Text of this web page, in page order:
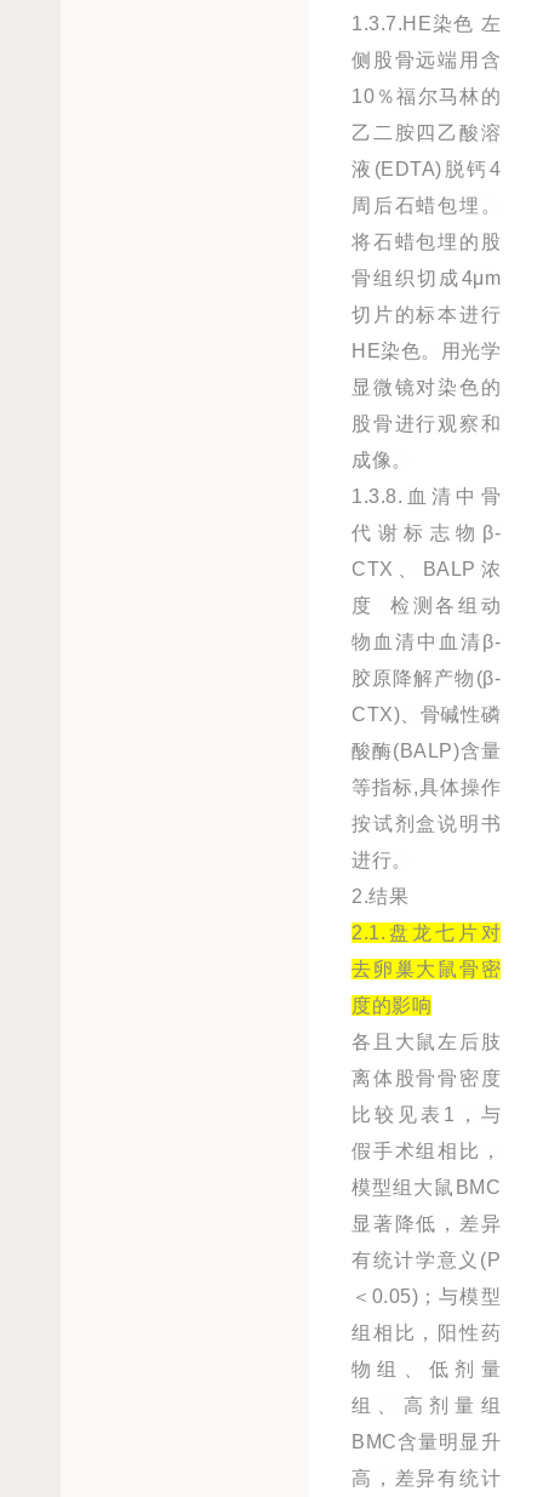
1.3.7.HE染色 左
侧股骨远端用含
10％福尔马林的
乙二胺四乙酸溶
液(EDTA)脱钙4
周后石蜡包埋。
将石蜡包埋的股
骨组织切成4μm
切片的标本进行
HE染色。用光学
显微镜对染色的
股骨进行观察和
成像。
1.3.8.血清中骨
代谢标志物β-
CTX、BALP浓
度 检测各组动
物血清中血清β-
胶原降解产物(β-
CTX)、骨碱性磷
酸酶(BALP)含量
等指标,具体操作
按试剂盒说明书
进行。
2.结果
2.1.盘龙七片对
去卵巢大鼠骨密
度的影响
各且大鼠左后肢
离体股骨骨密度
比较见表1，与
假手术组相比，
模型组大鼠BMC
显著降低，差异
有统计学意义(P
＜0.05)；与模型
组相比，阳性药
物组、低剂量
组、高剂量组
BMC含量明显升
高，差异有统计